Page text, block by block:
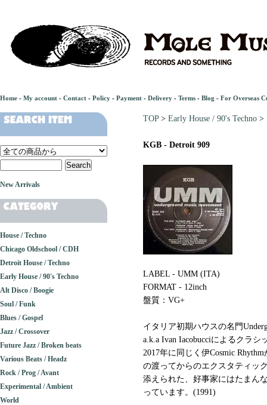
Home - My account - Contact - Policy - Payment - Delivery - Terms - Blog - For Overseas
TOP> Early House / 90's Techno >
KGB - Detroit 909
LABEL - UMM (ITA)
FORMAT - 12inch
盤質：VG+
イタリア初期ハウスの名門
a.k.a Ivan Iacobucciによるクラシ
2017年に同じく伊Cosmic
の渡ってからのエクスタティッ
添えられた、好事家にはたまん
っています。(1991)
New Arrivals
House / Techno
Chicago Oldschool / CDH
Detroit House / Techno
Early House / 90's Techno
Alt Disco / Boogie
Soul / Funk
Blues / Gospel
Jazz / Crossover
Future Jazz / Broken beats
Various Beats / Headz
Rock / Prog / Avant
Experimental / Ambient
World